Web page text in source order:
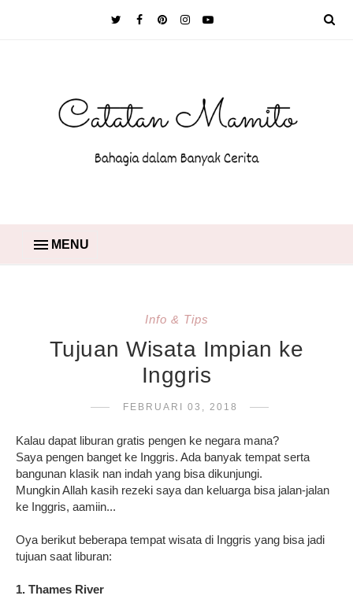
MENU
Info & Tips
Tujuan Wisata Impian ke
Inggris
FEBRUARI 03, 2018
Kalau dapat liburan gratis pengen ke negara mana?
Saya pengen banget ke Inggris. Ada banyak tempat serta
bangunan klasik nan indah yang bisa dikunjungi.
Mungkin Allah kasih rezeki saya dan keluarga bisa jalan-jalan
ke Inggris, aamiin...
Oya berikut beberapa tempat wisata di Inggris yang bisa jadi
tujuan saat liburan:
1. Thames River